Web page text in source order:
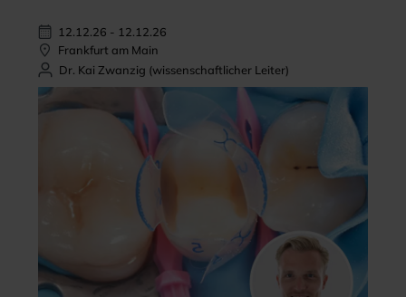
12.12.26 - 12.12.26
Frankfurt am Main
Dr. Kai Zwanzig (wissenschaftlicher Leiter)